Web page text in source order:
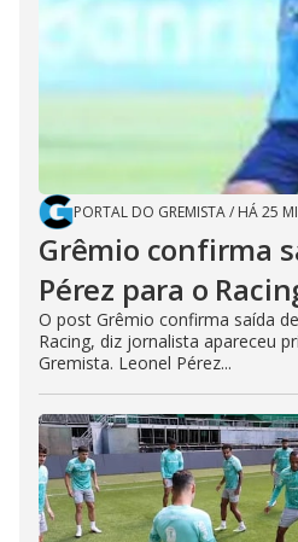
PORTAL DO GREMISTA/ HÁ 25
Grêmio confirma
Pérez para o
O post Grêmio confirma saída
Racing, diz jornalista apareceu
Gremista. Leonel Pérez...